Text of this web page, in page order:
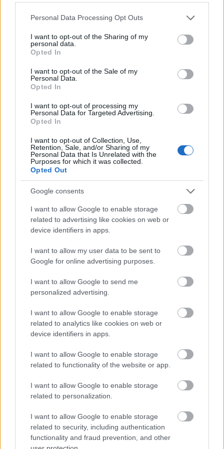
Please note that this website/app uses one or more Google
not limited to your visit or usage behaviour. You may click to
grant or deny consent to Google and its third-party tags to
use your data for below specified purposes in below Google
consent section.
Personal Data Processing Opt Outs
I want to opt-out of the Sharing of my
personal data.
Opted In
I want to opt-out of the Sale of my
Personal Data.
Opted In
I want to opt-out of processing my
Personal Data for Targeted Advertising.
Opted In
I want to opt-out of Collection, Use,
Retention, Sale, and/or Sharing of my
Personal Data that Is Unrelated with the
Purposes for which it was collected.
Opted Out
Google consents
I want to allow Google to enable storage
related to advertising like cookies on web or
device identifiers in apps.
I want to allow my user data to be sent to
Google for online advertising purposes.
I want to allow Google to send me
personalized advertising.
I want to allow Google to enable storage
related to analytics like cookies on web or
device identifiers in apps.
I want to allow Google to enable storage
related to functionality of the website or app.
I want to allow Google to enable storage
related to personalization.
I want to allow Google to enable storage
related to security, including authentication
functionality and fraud prevention, and other
információ tartalma (nyomokban tartalmazhat
ilyet), de az itt megtalálható verzió ezt szinte
hiánytalanul kiölte belőle, így ennek már nincs."
bekezdés.
@gabors: Nyilván nem te és nem is én vagyunk a
célközönség. :) Ahogy veterán Rolls Royce-okat és
Rembrandt festményeket sem mi gyűjtünk, és a
feleségünk sem több milliós ékszereket hord. Ugye
nem nehéz elképzelni, hogy akinek egy óra alatt
annyi bevétele van, mint neked egy év alatt, az
esetlegesen máshogy viszonyul az ilyesmihez? Sőt,
megkockáztatom, hogy már azok közt is előfordul,
akik csak egy nap alatt gyarapodnak ennyivel...
somlobodog
6 éve
@Nagy kámpics: a poszt címe minden baj forrása.
Meg a felvezetes. Nem azt kapjuk amit ígér. A címe
helyesen: parszaz unatkozó expat városokat
rangsorol valami alapján. Baromi érdekes lenne:)
somlobodog
6 éve
@gabors: egy drága karóra az ékszerrel egyenértékű.
20 éve kB nem arról szól hogy az időt nézzük.
Kiegészítő. Mert eltero embereknek Eltero igényei
vannak mielőtt a szokásos stílusban kozolned hogy
ki a faszom hord ékszert férfiként...
adg
A vilag legjobb es legszarabb autoit listazzuk
kulonbozo szempontok alapjan, pl ar, szervizkoltseg,